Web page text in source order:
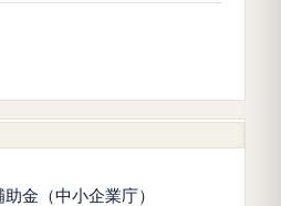
金（中小企業庁）